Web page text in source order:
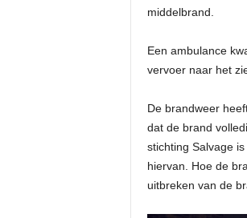
middelbrand.
Een ambulance
vervoer naar het
De brandweer
dat de brand
stichting Salvage
hiervan. Hoe de
uitbreken van de